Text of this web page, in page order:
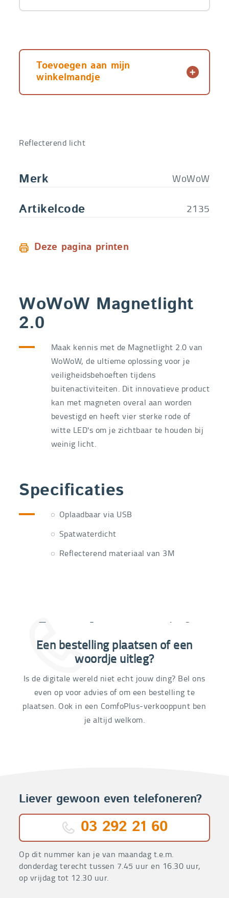
Toevoegen aan mijn
winkelmandje
Reflecterend licht
Merk WoWoW
Artikelcode 2135
Deze pagina printen
WoWoW Magnetlight
2.0
Maak kennis met de Magnetlight 2.0 van
WoWoW, de ultieme oplossing voor je
veiligheidsbehoeften tijdens
buitenactiviteiten. Dit innovatieve product
kan met magneten overal aan worden
bevestigd en heeft vier sterke rode of
witte LED's om je zichtbaar te houden bij
weinig licht.
Specificaties
Oplaadbaar via USB
Spatwaterdicht
Reflecterend materiaal van 3M
03 292 21 60
Een bestelling plaatsen of een
woordje uitleg?
Is de digitale wereld niet echt jouw ding? Bel ons
even op voor advies of om een bestelling te
plaatsen. Ook in een ComfoPlus-verkooppunt ben
je altijd welkom.
Liever gewoon even telefoneren?
03 292 21 60
Op dit nummer kan je van maandag t.e.m.
donderdag terecht tussen 7.45 uur en 16.30 uur,
op vrijdag tot 12.30 uur.